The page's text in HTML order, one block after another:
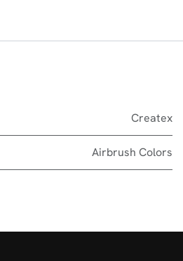
Createx
Airbrush Colors